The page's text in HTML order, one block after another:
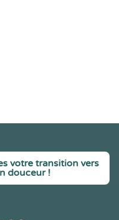
votre transition vers
douceur !